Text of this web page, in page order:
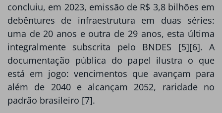
concluiu, em 2023, emissão de R$ 3,8 bilhões em
debêntures de infraestrutura em duas séries:
uma de 20 anos e outra de 29 anos, esta última
integralmente subscrita pelo BNDES [5][6]. A
documentação pública do papel ilustra o que
está em jogo: vencimentos que avançam para
além de 2040 e alcançam 2052, raridade no
padrão brasileiro [7].